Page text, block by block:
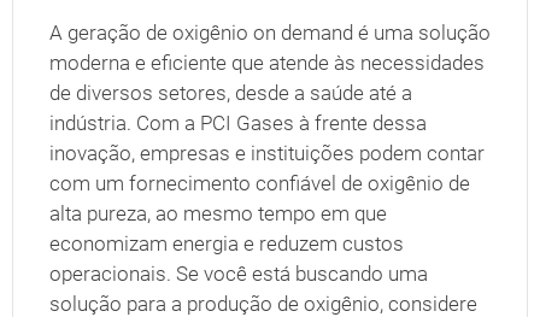
A geração de oxigênio on demand é uma solução
moderna e eficiente que atende às necessidades
de diversos setores, desde a saúde até a
indústria. Com a PCI Gases à frente dessa
inovação, empresas e instituições podem contar
com um fornecimento confiável de oxigênio de
alta pureza, ao mesmo tempo em que
economizam energia e reduzem custos
operacionais. Se você está buscando uma
solução para a produção de oxigênio, considere